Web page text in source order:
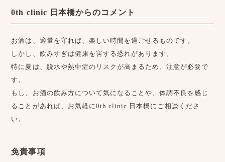
0th clinic 日本橋からのコメント
お酒は、適量を守れば、楽しい時間を過ごせるものです。
しかし、飲みすぎは健康を害する恐れがあります。
特に夏は、脱水や熱中症のリスクが高まるため、注意が必要で
す。
もし、お酒の飲み方について気になることや、体調不良を感じ
ることがあれば、お気軽に0th clinic 日本橋にご相談くださ
い。
免責事項